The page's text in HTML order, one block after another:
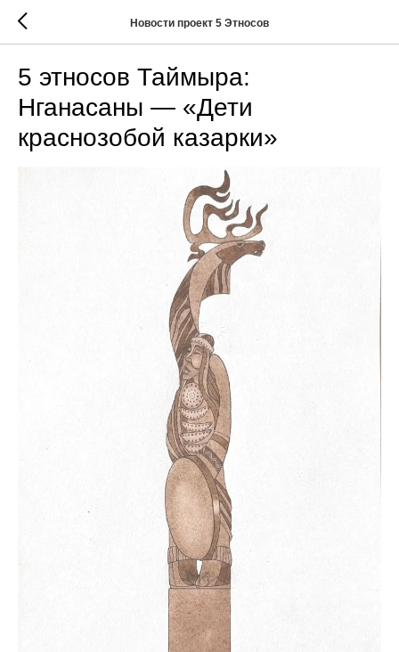
Новости проект 5 Этносов
5 этносов Таймыра:
Нганасаны — «Дети
краснозобой казарки»